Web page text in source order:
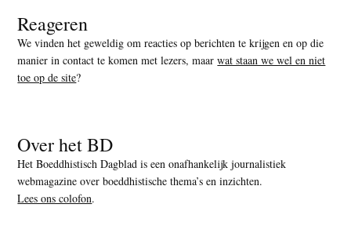
Reageren
We vinden het geweldig om reacties op berichten te krijgen en op die
manier in contact te komen met lezers, maarwat staan we wel en niet
toe op de site?
Over het BD
Het Boeddhistisch Dagblad is een onafhankelijk journalistiek
webmagazine over boeddhistische thema’s en inzichten.
Lees ons colofon.